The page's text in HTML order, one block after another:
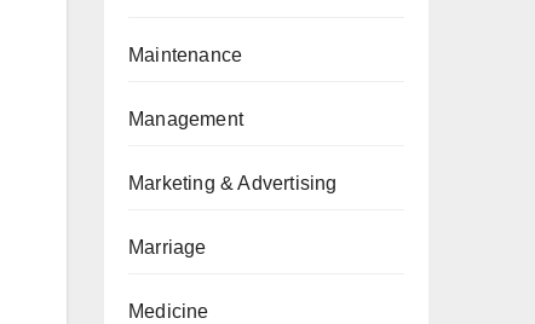
Maintenance
Management
Marketing & Advertising
Marriage
Medicine